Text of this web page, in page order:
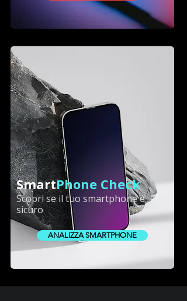
SmartPhone Check
Scopri se il tuo smartphone è
sicuro
ANALIZZA SMARTPHONE